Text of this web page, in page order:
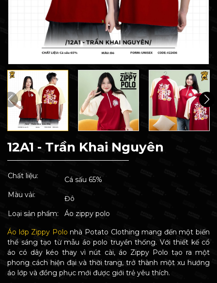
12A1 - Trần Khai Nguyên
Chất liệu:
Cá sấu 65%
Màu vải:
Đô
Loại sản phẩm:
Áo zippy polo
Áo lớp Zippy Polo nhà Potato Clothing mang đến một biến
thể sáng tạo từ mẫu áo polo truyền thống. Với thiết kế cổ
áo có dây kéo thay vì nút cài, áo Zippy Polo tạo ra một
phong cách hiện đại và thời trang, trở thành một xu hướng
áo lớp và đồng phục mới được giới trẻ yêu thích.